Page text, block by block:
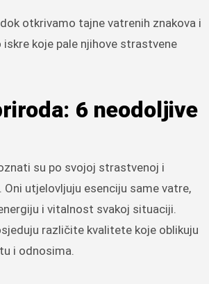
otkrivamo tajne vatrenih znakova i
koje pale njihove strastvene
6 neodoljive
su po svojoj strastvenoj i
utjelovljuju esenciju same vatre,
i vitalnost svakoj situaciji.
različite kvalitete koje oblikuju
i odnosima.